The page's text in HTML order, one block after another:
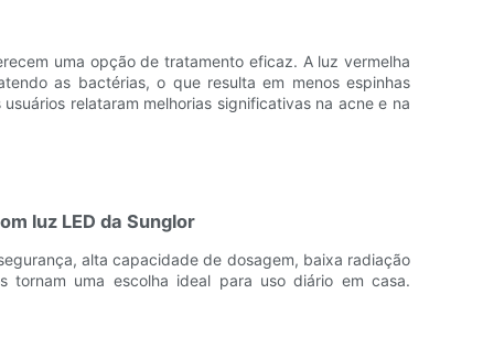
uma opção de tratamento eficaz. A luz vermelha
as bactérias, o que resulta em menos espinhas
relataram melhorias significativas na acne e na
luz LED da Sunglor
alta capacidade de dosagem, baixa radiação
tornam uma escolha ideal para uso diário em casa.